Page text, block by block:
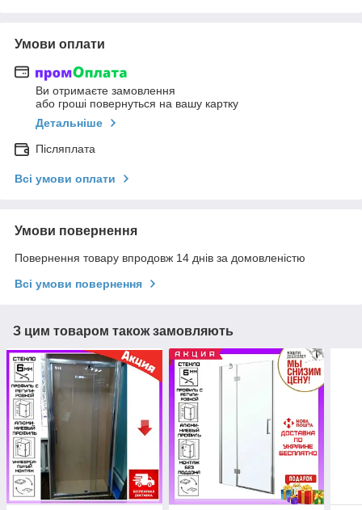
Умови оплати
Ви отримаєте замовлення
або гроші повернуться на вашу картку
Детальніше
Післяплата
Всі умови оплати
Умови повернення
Повернення товару впродовж 14 днів за домовленістю
Всі умови повернення
З цим товаром також замовляють